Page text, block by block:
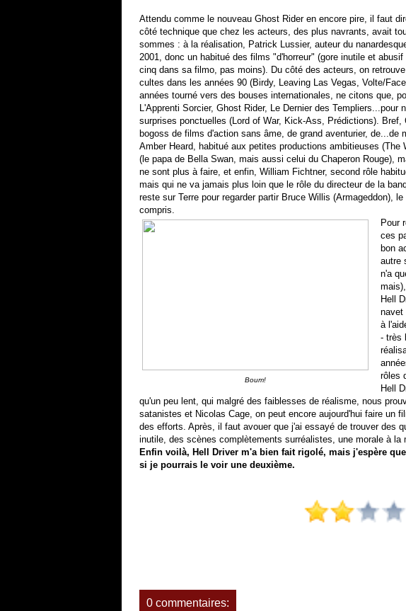
Attendu comme le nouveau Ghost Rider en encore pire, il faut
côté technique que chez les acteurs, des plus navrants, avait
sommes : à la réalisation, Patrick Lussier, auteur du
2001, donc un habitué des films "d'horreur" (gore inutile et
cinq dans sa filmo, pas moins). Du côté des acteurs, on
cultes dans les années 90 (Birdy, Leaving Las Vegas, Volte/
années tourné vers des bouses internationales, ne citons que,
L'Apprenti Sorcier, Ghost Rider, Le Dernier des Templiers...pour
surprises ponctuelles (Lord of War, Kick-Ass, Prédictions). Bref,
bogoss de films d'action sans âme, de grand aventurier, de...de
Amber Heard, habitué aux petites productions ambitieuses
(le papa de Bella Swan, mais aussi celui du Chaperon Rouge),
ne sont plus à faire, et enfin, William Fichtner, second rôle
mais qui ne va jamais plus loin que le rôle du directeur de la
reste sur Terre pour regarder partir Bruce Willis (Armageddon),
compris.
Boum!
Pour
ces
bon
autre
n'a
Hell
navet
à
- très
rôles
Hell
qu'un peu lent, qui malgré des faiblesses de réalisme, nous
satanistes et Nicolas Cage, on peut encore aujourd'hui faire un
des efforts. Après, il faut avouer que j'ai essayé de trouver des
inutile, des scènes complètements surréalistes, une morale à la
Enfin voilà, Hell Driver m'a bien fait rigolé, mais j'espère
si je pourrais le voir une deuxième.
0 commentaires: